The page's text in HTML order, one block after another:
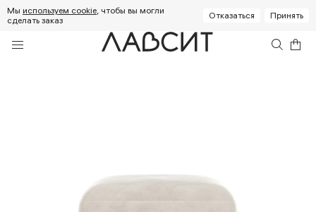
Мы используем cookie, чтобы вы могли
сделать заказ
Отказаться Принять